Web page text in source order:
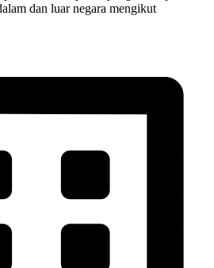
dan luar negara mengikut